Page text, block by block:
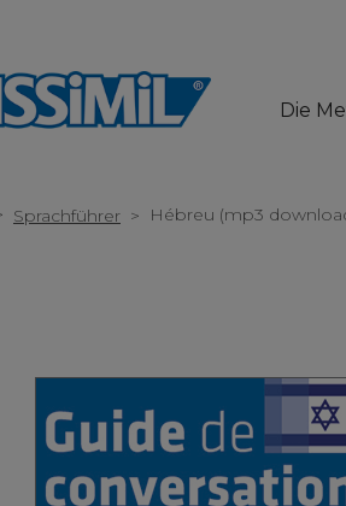
Die
Sprachführer > Hébreu (mp3